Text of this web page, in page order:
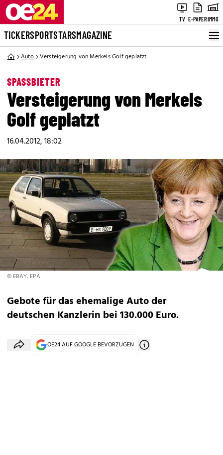
TV E-PAPERIMMO
TICKERSPORTSTARSMAGAZINE
Auto Versteigerung von Merkels Golf geplatzt
SPASSBIETER
Versteigerung von Merkels
Golf geplatzt
16.04.2012, 18:02
© EBAY, EPA
Gebote für das ehemalige Auto der
deutschen Kanzlerin bei 130.000 Euro.
OE24 AUF GOOGLE BEVORZUGEN